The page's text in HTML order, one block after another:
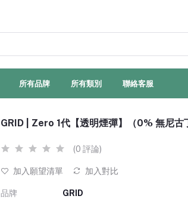
所有品牌 所有類別 聯絡客服
GRID | Zero 1代【透明煙彈】（0% 無尼古
(0 評論)
加入願望清單 加入對比
品牌 GRID